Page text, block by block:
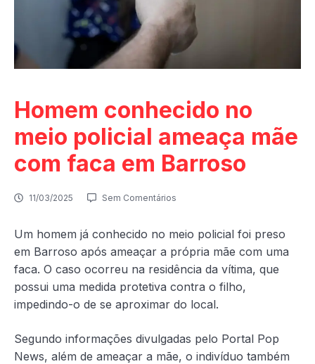
Homem conhecido no
meio policial ameaça mãe
com faca em Barroso
11/03/2025 Sem Comentários
Um homem já conhecido no meio policial foi preso
em Barroso após ameaçar a própria mãe com uma
faca. O caso ocorreu na residência da vítima, que
possui uma medida protetiva contra o filho,
impedindo-o de se aproximar do local.
Segundo informações divulgadas pelo Portal Pop
News, além de ameaçar a mãe, o indivíduo também